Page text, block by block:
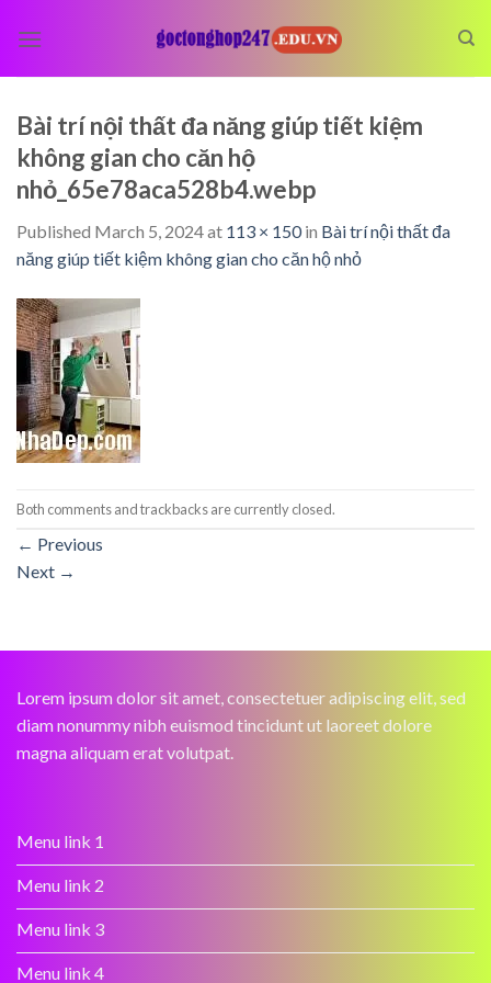
Bài trí nội thất đa năng giúp tiết kiệm
không gian cho căn hộ
nhỏ_65e78aca528b4.webp
Published March 5, 2024at 113 × 150in Bài trí nội thất đa
năng giúp tiết kiệm không gian cho căn hộ nhỏ
Both comments and trackbacks are currently closed.
← Previous
Next →
Lorem ipsum dolor sit amet, consectetuer adipiscing elit, sed
diam nonummy nibh euismod tincidunt ut laoreet dolore
magna aliquam erat volutpat.
Menu link 1
Menu link 2
Menu link 3
Menu link 4